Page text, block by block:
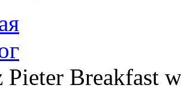
Pieter Breakfast